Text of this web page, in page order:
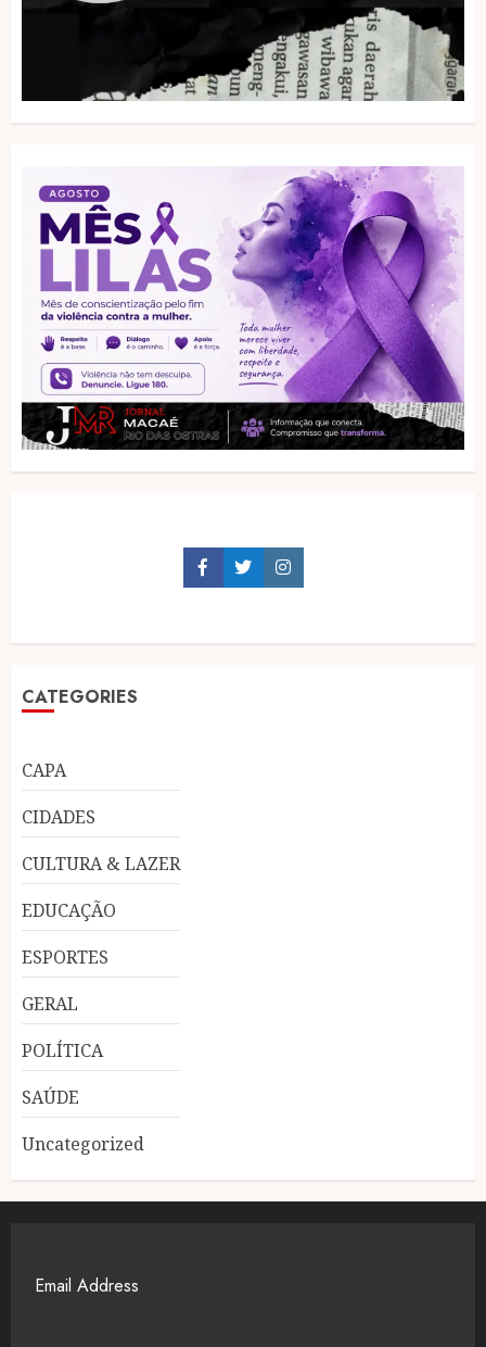
FacebookTwitterInstagram
CATEGORIES
CAPA
CIDADES
CULTURA & LAZER
EDUCAÇÃO
ESPORTES
GERAL
POLÍTICA
SAÚDE
Uncategorized